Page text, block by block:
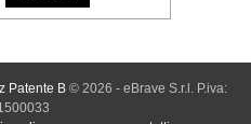
Patente B© 2026 - eBrave S.r.l. P.iva: